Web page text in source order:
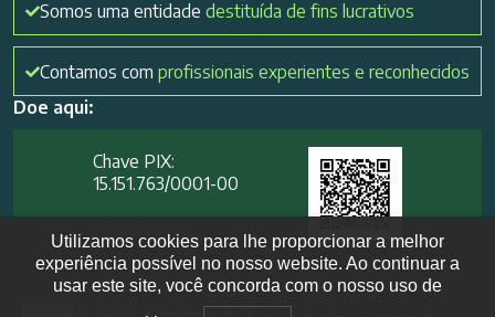
Somos uma entidade destituída de fins lucrativos
Contamos com profissionais experientes e reconhecidos
Doe aqui:
Chave PIX:
15.151.763/0001-00​
Utilizamos cookies para lhe proporcionar a melhor
experiência possível no nosso website. Ao continuar a
usar este site, você concorda com o nosso uso de